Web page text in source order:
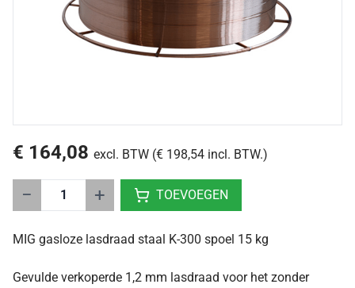
Gevulde verkoperde 1,2 mm lasdraad voor het zonder
€ 164,08 excl. BTW (€ 198,54 incl. BTW.)
− + TOEVOEGEN
MIG gasloze lasdraad staal K-300 spoel 15 kg